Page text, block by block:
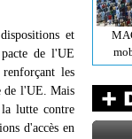
et
de l'UE
les
de l'UE. Mais
la lutte contre
d'accès en